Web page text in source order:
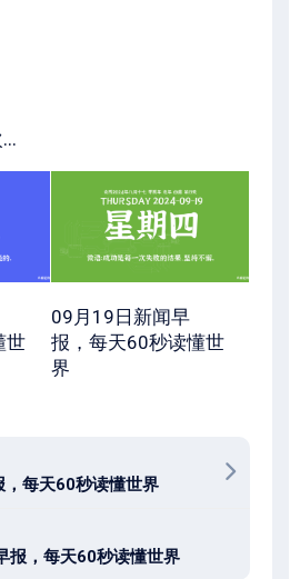
世
09月19日新闻早
报，每天60秒读懂世
界
每天60秒读懂世界
报，每天60秒读懂世界